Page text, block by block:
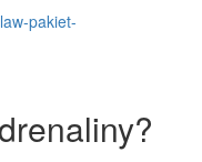
pakiet-